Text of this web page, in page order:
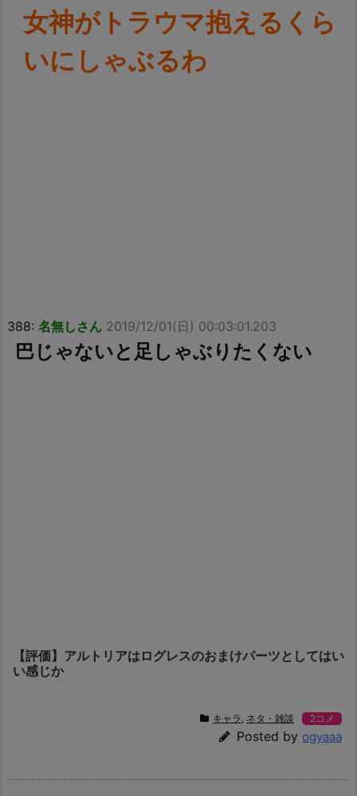
女神がトラウマ抱えるくら
いにしゃぶるわ
388: 名無しさん 2019/12/01(日) 00:03:01.203
巴じゃないと足しゃぶりたくない
【評価】アルトリアはログレスのおまけパーツとしてはい
い感じか
キャラ ネタ・雑談 2コメ
Posted by ogyaaa